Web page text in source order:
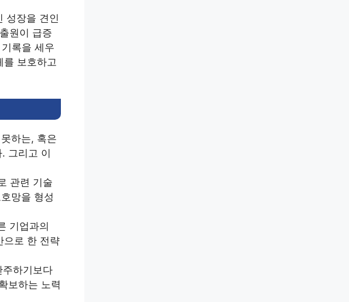
성장을 견인
원이 급증
록을 세우
보호하고
하는, 혹은
그리고 이
관련 기술
망을 형성
기업과의
으로 한 전략
하기보다
보하는 노력